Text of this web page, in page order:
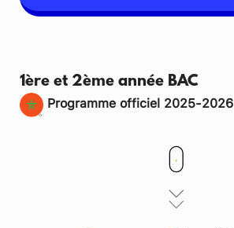
1ère et 2ème année BAC
Programme officiel 2025-2026